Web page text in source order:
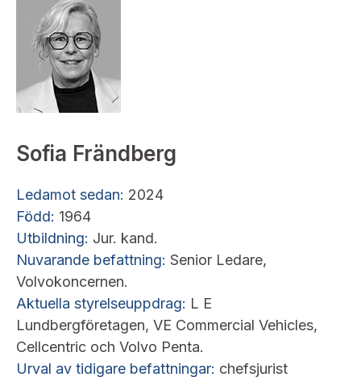
Sofia Frändberg
Ledamot sedan: 2024
Född: 1964
Utbildning: Jur. kand.
Nuvarande befattning: Senior Ledare,
Volvokoncernen.
Aktuella styrelseuppdrag: L E
Lundbergföretagen, VE Commercial Vehicles,
Cellcentric och Volvo Penta.
Urval av tidigare befattningar: chefsjurist